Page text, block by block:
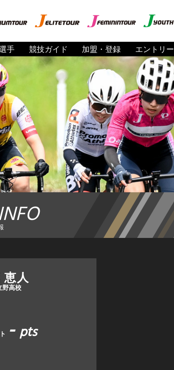
手 競技ガイド 加盟・登録 エントリー
恵人
野高校
-pts